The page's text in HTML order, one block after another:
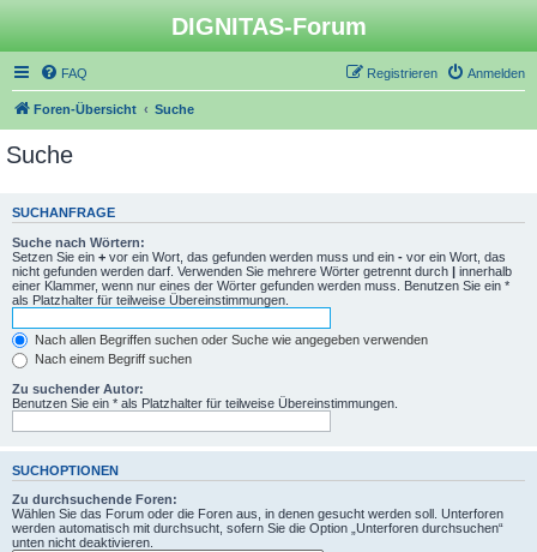
DIGNITAS-Forum
FAQ Anmelden
Registrieren
Foren-Übersicht Suche
Suche
SUCHANFRAGE
Suche nach Wörtern:
Setzen Sie ein + vor ein Wort, das gefunden werden muss und ein - vor ein Wort, das
nicht gefunden werden darf. Verwenden Sie mehrere Wörter getrennt durch | innerhalb
einer Klammer, wenn nur eines der Wörter gefunden werden muss. Benutzen Sie ein *
als Platzhalter für teilweise Übereinstimmungen.
Nach allen Begriffen suchen oder Suche wie angegeben verwenden
Nach einem Begriff suchen
Zu suchender Autor:
Benutzen Sie ein * als Platzhalter für teilweise Übereinstimmungen.
SUCHOPTIONEN
Zu durchsuchende Foren:
Wählen Sie das Forum oder die Foren aus, in denen gesucht werden soll. Unterforen
werden automatisch mit durchsucht, sofern Sie die Option „Unterforen durchsuchen“
unten nicht deaktivieren.